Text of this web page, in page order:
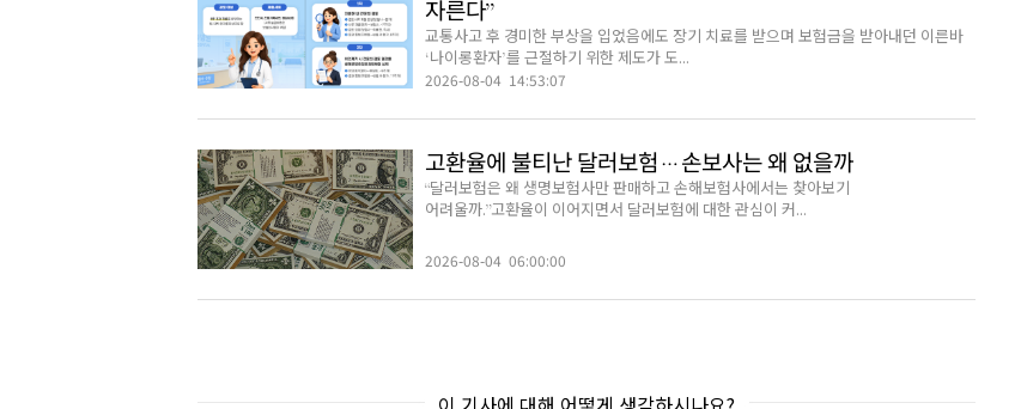
자른다”
교통사고 후 경미한 부상을 입었음에도 장기 치료를 받으며 보험금을 받아내던 이른바
‘나이롱환자’를 근절하기 위한 제도가 도...
2026-08-04 14:53:07
고환율에 불티난 달러보험…손보사는 왜 없을까
“달러보험은 왜 생명보험사만 판매하고 손해보험사에서는 찾아보기
어려울까.”고환율이 이어지면서 달러보험에 대한 관심이 커...
2026-08-04 06:00:00